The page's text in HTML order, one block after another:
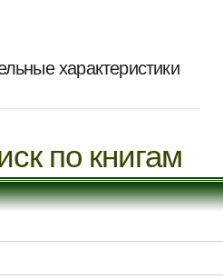
характеристики
по книгам